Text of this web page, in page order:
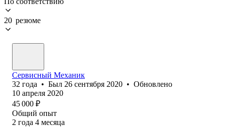
20 резюме
Сервисный Механик
32 года • Был 26 сентября 2020 • Обновлено
10 апреля 2020
45 000 ₽
Общий опыт
2 года 4 месяца